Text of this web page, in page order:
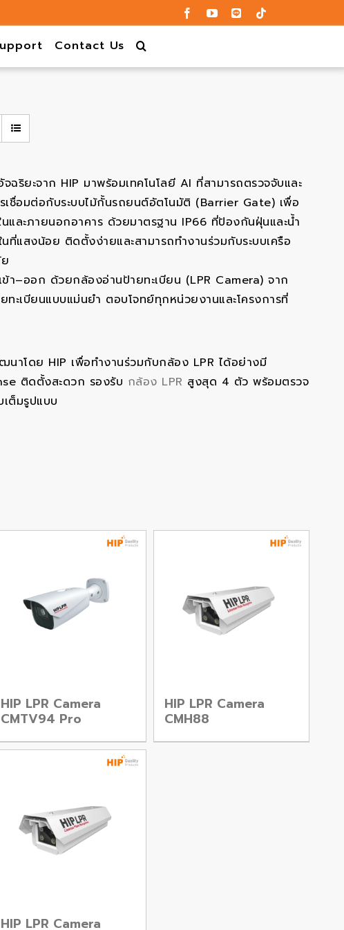
Contact Us
ฉริยะจาก HIP มาพร้อมเทคโนโลยี AI ที่สามารถตรวจจับและ
เชื่อมต่อกับระบบไม้กั้นรถยนต์อัตโนมัติ (Barrier Gate) เพื่อ
และภายนอกอาคาร ด้วยมาตรฐาน IP66 ที่ป้องกันฝุ่นและน้ำ
ที่แสงน้อย ติดตั้งง่ายและสามารถทำงานร่วมกับระบบเครือ
ข้า–ออก ด้วยกล้องอ่านป้ายทะเบียน (LPR Camera) จาก
ะเบียนแบบแม่นยำ ตอบโจทย์ทุกหน่วยงานและโครงการที่
าโดย HIP เพื่อทำงานร่วมกับกล้อง LPR ได้อย่างมี
ติดตั้งสะดวก รองรับ กล้อง LPR สูงสุด 4 ตัว พร้อมตรวจ
ต็มรูปแบบ
HIP LPR Camera
CMTV94 Pro
HIP LPR Camera
CMH88
HIP LPR Camera